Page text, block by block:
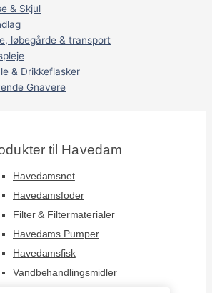
& Skjul
løbegårde & transport
& Drikkeflasker
Gnavere
til Havedam
Havedamsnet
Havedamsfoder
Filter & Filtermaterialer
Havedams Pumper
Havedamsfisk
Vandbehandlingsmidler